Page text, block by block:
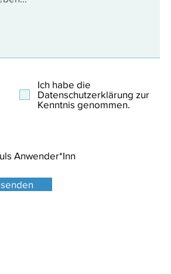
Ich habe die
Datenschutzerklärung zur
Kenntnis genommen.
Anwender*Inn